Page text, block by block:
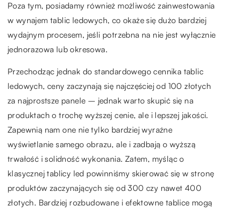
Poza tym, posiadamy również możliwość zainwestowania
w wynajem tablic ledowych, co okaże się dużo bardziej
wydajnym procesem, jeśli potrzebna na nie jest wyłącznie
jednorazowa lub okresowa.
Przechodząc jednak do standardowego cennika tablic
ledowych, ceny zaczynają się najczęściej od 100 złotych
za najprostsze panele – jednak warto skupić się na
produktach o trochę wyższej cenie, ale i lepszej jakości.
Zapewnią nam one nie tylko bardziej wyraźne
wyświetlanie samego obrazu, ale i zadbają o wyższą
trwałość i solidność wykonania. Zatem, myśląc o
klasycznej tablicy led powinniśmy skierować się w stronę
produktów zaczynających się od 300 czy nawet 400
złotych. Bardziej rozbudowane i efektowne tablice mogą